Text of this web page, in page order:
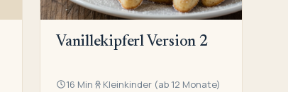
Vanillekipferl Version 2
16 Min Kleinkinder (ab 12 Monate)